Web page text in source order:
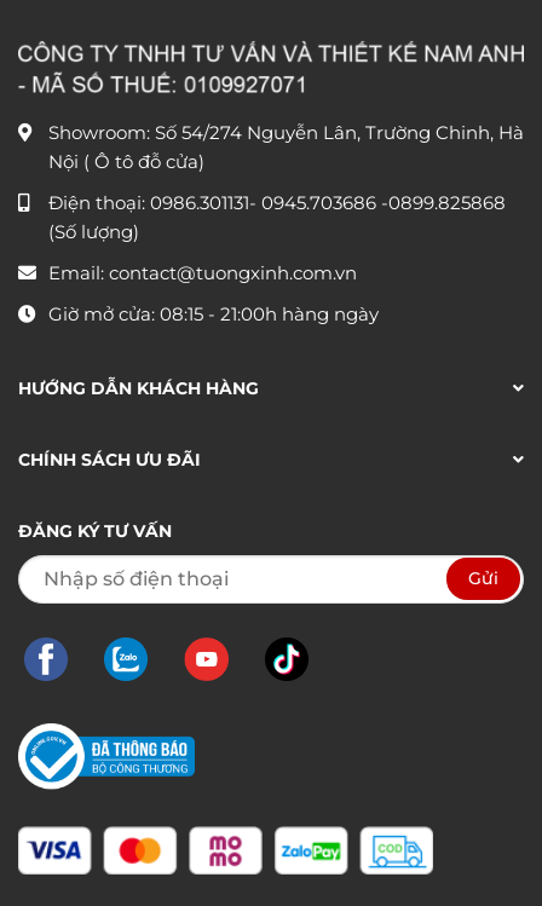
Showroom: Số 54/274 Nguyễn Lân, Trường Chinh, Hà
Nội ( Ô tô đỗ cửa)
Điện thoại: 0986.301131- 0945.703686 -0899.825868
(Số lượng)
Email: contact@tuongxinh.com.vn
Giờ mở cửa: 08:15 - 21:00h hàng ngày
HƯỚNG DẪN KHÁCH HÀNG
CHÍNH SÁCH ƯU ĐÃI
ĐĂNG KÝ TƯ VẤN